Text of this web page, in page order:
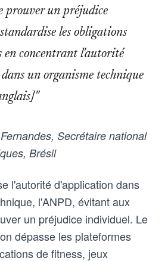
prouver un préjudice
les obligations
en concentrant l'autorité
un organisme technique
Secrétaire national
Brésil
l'autorité d'application dans
l'ANPD, évitant aux
un préjudice individuel. Le
dépasse les plateformes
de fitness, jeux